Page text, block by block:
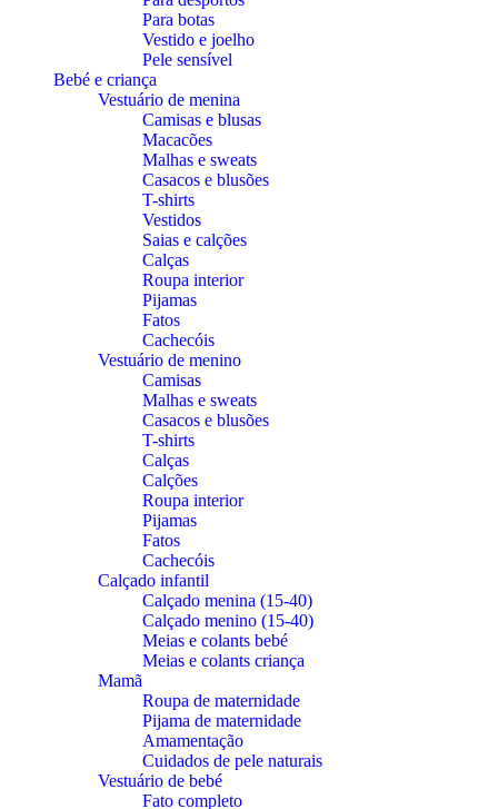
Para botas
Vestido e joelho
Pele sensível
Bebé e criança
Vestuário de menina
Camisas e blusas
Macacões
Malhas e sweats
Casacos e blusões
T-shirts
Vestidos
Saias e calções
Calças
Roupa interior
Pijamas
Fatos
Cachecóis
Vestuário de menino
Camisas
Malhas e sweats
Casacos e blusões
T-shirts
Calças
Calções
Roupa interior
Pijamas
Fatos
Cachecóis
Calçado infantil
Calçado menina (15-40)
Calçado menino (15-40)
Meias e colants bebé
Meias e colants criança
Mamã
Roupa de maternidade
Pijama de maternidade
Amamentação
Cuidados de pele naturais
Vestuário de bebé
Fato completo